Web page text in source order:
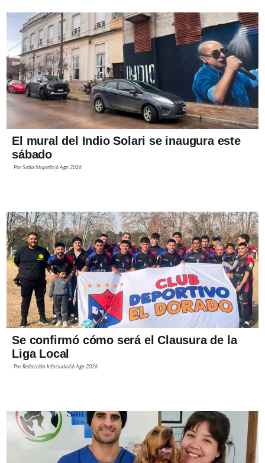
El mural del Indio Solari se inaugura este
sábado
PorSofía Stupiello6 Ago 2026
Se confirmó cómo será el Clausura de la
Liga Local
PorRedacción Infociudad6 Ago 2026